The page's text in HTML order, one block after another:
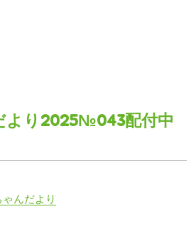
より2025№043配付中
んだより